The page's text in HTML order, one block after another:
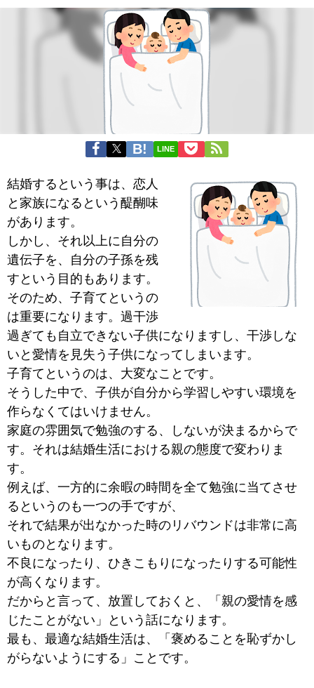
LINE
結婚するという事は、恋人
と家族になるという醍醐味
があります。
しかし、それ以上に自分の
遺伝子を、自分の子孫を残
すという目的もあります。
そのため、子育てというの
は重要になります。過干渉
過ぎても自立できない子供になりますし、干渉しな
いと愛情を見失う子供になってしまいます。
子育てというのは、大変なことです。
そうした中で、子供が自分から学習しやすい環境を
作らなくてはいけません。
家庭の雰囲気で勉強のする、しないが決まるからで
す。それは結婚生活における親の態度で変わりま
す。
例えば、一方的に余暇の時間を全て勉強に当てさせ
るというのも一つの手ですが、
それで結果が出なかった時のリバウンドは非常に高
いものとなります。
不良になったり、ひきこもりになったりする可能性
が高くなります。
だからと言って、放置しておくと、「親の愛情を感
じたことがない」という話になります。
最も、最適な結婚生活は、「褒めることを恥ずかし
がらないようにする」ことです。